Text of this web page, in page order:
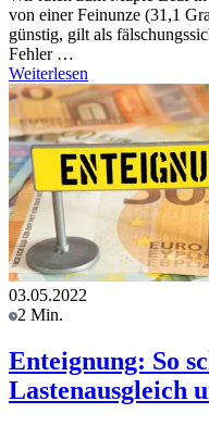
von einer Feinunze (31,1
günstig, gilt als
Fehler …
Weiterlesen
03.05.2022
2 Min.
Enteignung: So
Lastenausgleich